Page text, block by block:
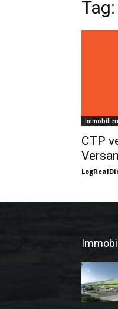
Immobilien
CTP